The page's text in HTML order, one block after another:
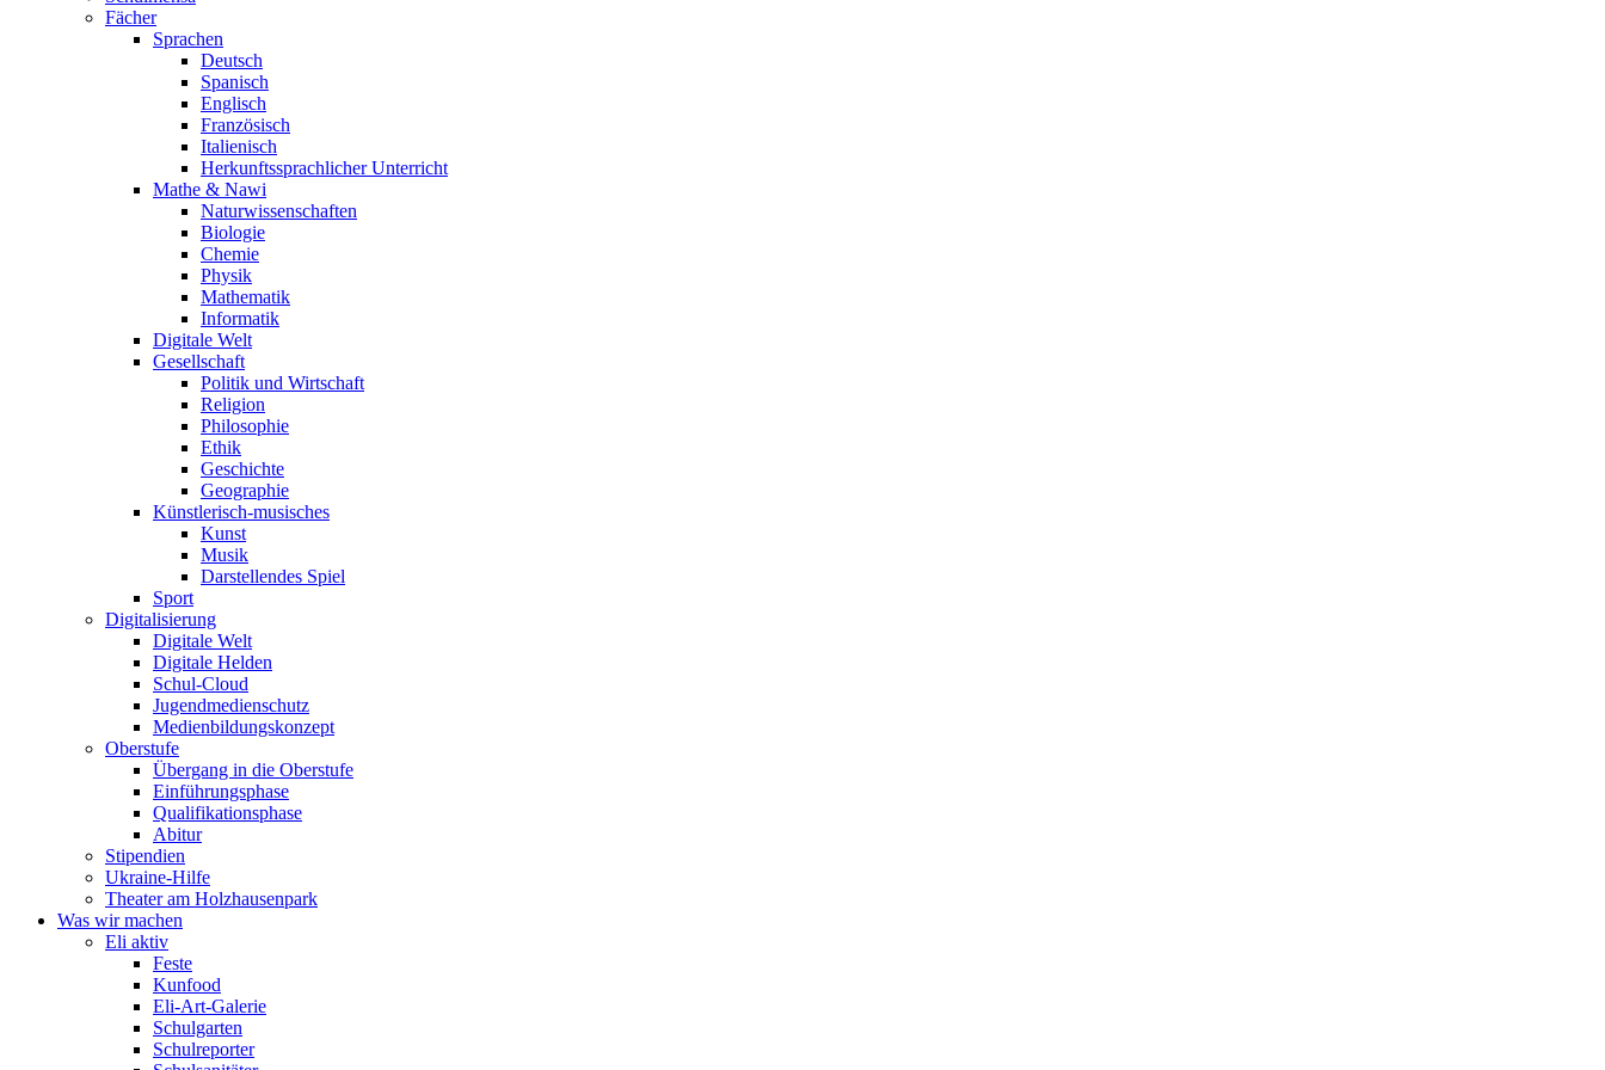
Fächer
Sprachen
Deutsch
Spanisch
Englisch
Französisch
Italienisch
Herkunftssprachlicher Unterricht
Mathe & Nawi
Naturwissenschaften
Biologie
Chemie
Physik
Mathematik
Informatik
Digitale Welt
Gesellschaft
Politik und Wirtschaft
Religion
Philosophie
Ethik
Geschichte
Geographie
Künstlerisch-musisches
Kunst
Musik
Darstellendes Spiel
Sport
Digitalisierung
Digitale Welt
Digitale Helden
Schul-Cloud
Jugendmedienschutz
Medienbildungskonzept
Oberstufe
Übergang in die Oberstufe
Einführungsphase
Qualifikationsphase
Abitur
Stipendien
Ukraine-Hilfe
Theater am Holzhausenpark
Was wir machen
Eli aktiv
Feste
Kunfood
Eli-Art-Galerie
Schulgarten
Schulreporter